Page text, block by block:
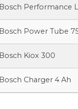
Bosch Performance
Bosch Power Tube
Bosch Kiox 300
Bosch Charger 4 Ah